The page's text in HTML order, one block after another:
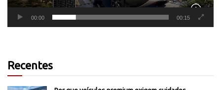
00:00 00:15
Recentes